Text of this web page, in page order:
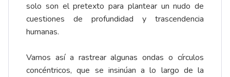
solo son el pretexto para plantear un nudo de
cuestiones de profundidad y trascendencia
humanas.
Vamos así a rastrear algunas ondas o círculos
concéntricos, que se insinúan a lo largo de la